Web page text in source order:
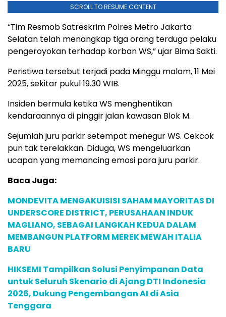
SCROLL TO RESUME CONTENT
“Tim Resmob Satreskrim Polres Metro Jakarta
Selatan telah menangkap tiga orang terduga pelaku
pengeroyokan terhadap korban WS,” ujar Bima Sakti.
Peristiwa tersebut terjadi pada Minggu malam, 11 Mei
2025, sekitar pukul 19.30 WIB.
Insiden bermula ketika WS menghentikan
kendaraannya di pinggir jalan kawasan Blok M.
Sejumlah juru parkir setempat menegur WS. Cekcok
pun tak terelakkan. Diduga, WS mengeluarkan
ucapan yang memancing emosi para juru parkir.
Baca Juga:
MONDEVITA MENGAKUISISI SAHAM MAYORITAS DI
UNDERSCORE DISTRICT, PERUSAHAAN INDUK
MAGLIANO, SEBAGAI LANGKAH KEDUA DALAM
MEMBANGUN PLATFORM MEREK MEWAH ITALIA
BARU
HIKSEMI Tampilkan Solusi Penyimpanan Data
untuk Seluruh Skenario di Ajang DTI Indonesia
2026, Dukung Pengembangan AI di Asia
Tenggara